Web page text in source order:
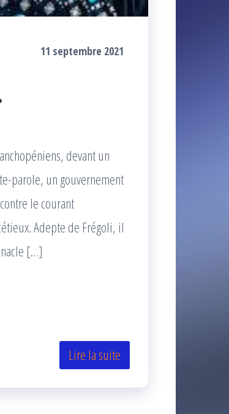
11 septembre 2021
devant un
parole, un gouvernement
le courant
Adepte de Frégoli, il
[…]
Lire la suite